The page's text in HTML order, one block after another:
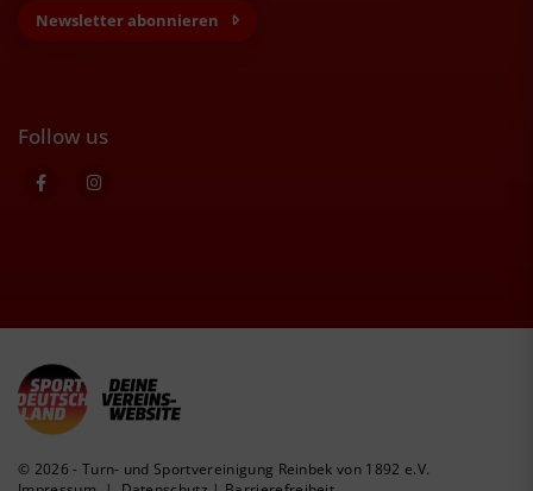
Newsletter abonnieren
Follow us
© 2026 - Turn- und Sportvereinigung Reinbek von 1892 e.V.